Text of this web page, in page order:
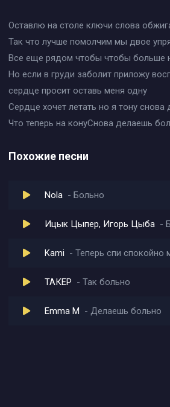
Оставлю на столе ключи слова
Так что лучше помолчим мы двое
Все еще рядом чтобы чтобы больше
Но если в груди заболит приложу
сердце просит оставь меня одну
Сердце хочет летать но я тону
Что теперь на конуСнова делаешь
Похожие песни
Nola Больно
Ицык Цыпер, Игорь Цыба
Kami Теперь спи спокойно
ТАКЕР Так больно
Emma M Делаешь больно